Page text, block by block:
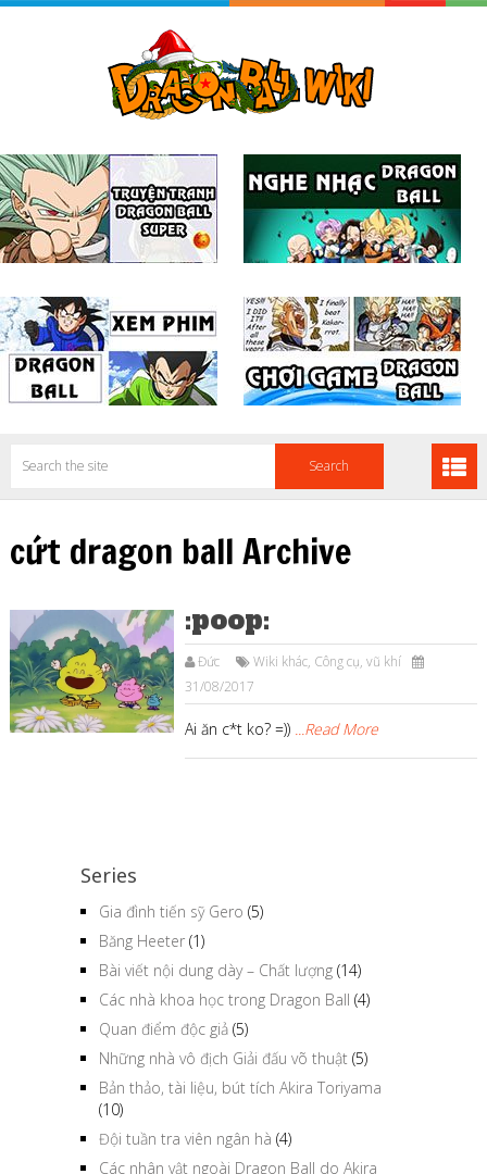
cứt dragon ball Archive
:poop:
Đức Wiki khác, Công cụ, vũ khí
31/08/2017
Ai ăn c*t ko? =)) ...Read More
Series
Gia đình tiến sỹ Gero (5)
Băng Heeter (1)
Bài viết nội dung dày – Chất lượng (14)
Các nhà khoa học trong Dragon Ball (4)
Quan điểm độc giả (5)
Những nhà vô địch Giải đấu võ thuật (5)
Bản thảo, tài liệu, bút tích Akira Toriyama
(10)
Đội tuần tra viên ngân hà (4)
Các nhân vật ngoài Dragon Ball do Akira